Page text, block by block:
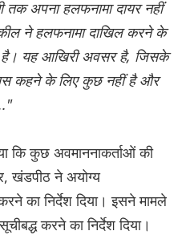
तक अपना हलफनामा दायर नहीं
ने हलफनामा दाखिल करने के
है। यह आखिरी अवसर है, जिसके
कहने के लिए कुछ नहीं है और
कि कुछ अवमाननाकर्ताओं की
खंडपीठ ने अयोग्य
का निर्देश दिया। इसने मामले
करने का निर्देश दिया।